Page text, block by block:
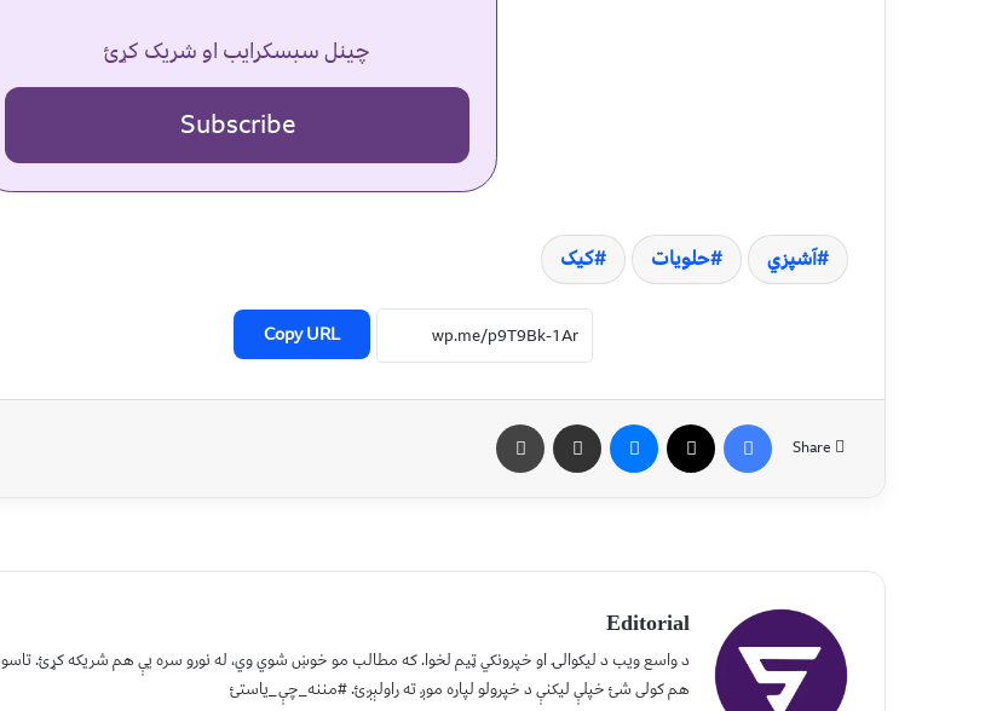
چینل سبسکرایب او شریک کړئ
Subscribe
آشپزي حلویات کیک
Copy URL
Share
Editorial
د واسع ویب د لیکوالۍ او خپرونکي ټیم لخوا. که مطالب مو خوښ شوي وي، له نورو سره یې هم شریکه کړئ. تاسو
هم کولی شئ خپلې لیکنې د خپرولو لپاره موږ ته راولېږئ. #مننه_چې_یاستئ